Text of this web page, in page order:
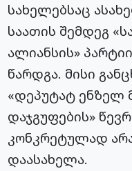
სახელებსაც
საათის შემდეგ
ალიანსის»
წარდგა. მისი
«დეპუტატ ენზელ
დაჯგუფების»
კონკრეტულად
დაასახელა.